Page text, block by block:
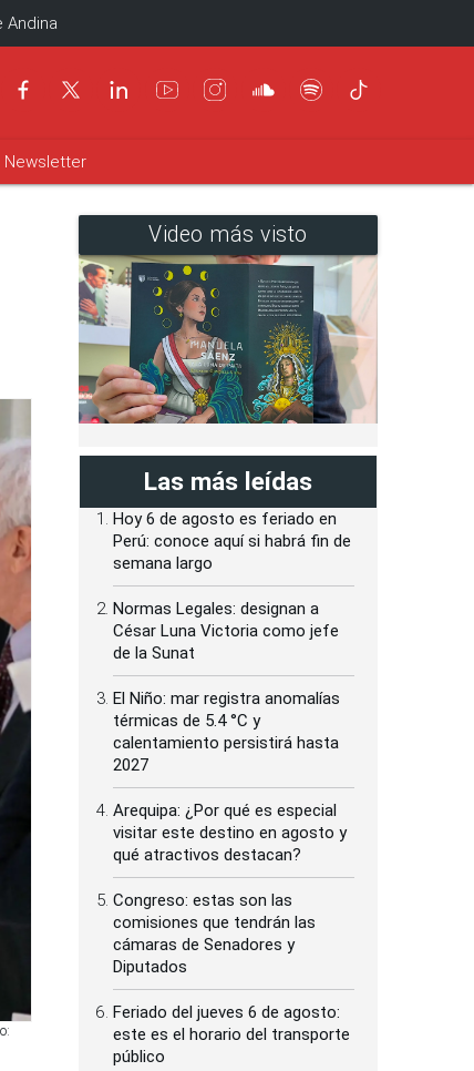
Andina
Newsletter
Video más visto
Las más leídas
Hoy 6 de agosto es feriado en
Perú: conoce aquí si habrá fin de
semana largo
Normas Legales: designan a
César Luna Victoria como jefe
de la Sunat
El Niño: mar registra anomalías
térmicas de 5.4 °C y
calentamiento persistirá hasta
2027
Arequipa: ¿Por qué es especial
visitar este destino en agosto y
qué atractivos destacan?
Congreso: estas son las
comisiones que tendrán las
cámaras de Senadores y
Diputados
Feriado del jueves 6 de agosto:
este es el horario del transporte
público